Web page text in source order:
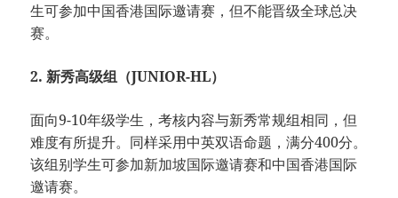
生可参加中国香港国际邀请赛，但不能晋级全球总决
赛。
2. 新秀高级组（JUNIOR-HL）
面向9-10年级学生，考核内容与新秀常规组相同，但
难度有所提升。同样采用中英双语命题，满分400分。
该组别学生可参加新加坡国际邀请赛和中国香港国际
邀请赛。